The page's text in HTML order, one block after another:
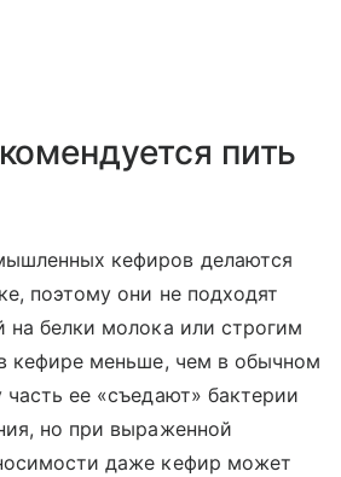
пить
кефиров делаются
поэтому они не подходят
на белки молока или строгим
кефире меньше, чем в обычном
ее «съедают» бактерии
но при выраженной
даже кефир может